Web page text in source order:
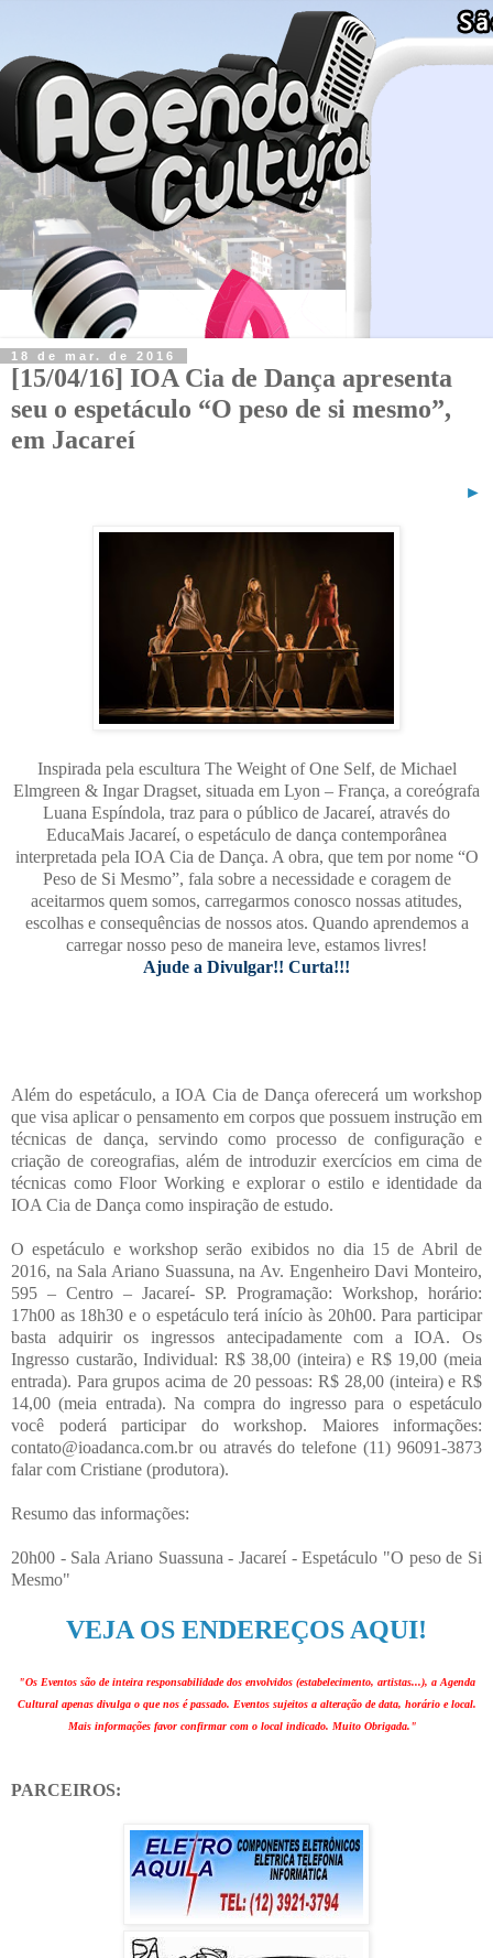
18 de mar. de 2016
[15/04/16] IOA Cia de Dança apresenta
seu o espetáculo “O peso de si mesmo”,
em Jacareí
►
Inspirada pela escultura The Weight of One Self, de Michael
Elmgreen & Ingar Dragset, situada em Lyon – França, a coreógrafa
Luana Espíndola, traz para o público de Jacareí, através do
EducaMais Jacareí, o espetáculo de dança contemporânea
interpretada pela IOA Cia de Dança. A obra, que tem por nome “O
Peso de Si Mesmo”, fala sobre a necessidade e coragem de
aceitarmos quem somos, carregarmos conosco nossas atitudes,
escolhas e consequências de nossos atos. Quando aprendemos a
carregar nosso peso de maneira leve, estamos livres!
Ajude a Divulgar!! Curta!!!
Além do espetáculo, a IOA Cia de Dança oferecerá um workshop
que visa aplicar o pensamento em corpos que possuem instrução em
técnicas de dança, servindo como processo de configuração e
criação de coreografias, além de introduzir exercícios em cima de
técnicas como Floor Working e explorar o estilo e identidade da
IOA Cia de Dança como inspiração de estudo.
O espetáculo e workshop serão exibidos no dia 15 de Abril de
2016, na Sala Ariano Suassuna, na Av. Engenheiro Davi Monteiro,
595 – Centro – Jacareí- SP. Programação: Workshop, horário:
17h00 as 18h30 e o espetáculo terá início às 20h00. Para participar
basta adquirir os ingressos antecipadamente com a IOA. Os
Ingresso custarão, Individual: R$ 38,00 (inteira) e R$ 19,00 (meia
entrada). Para grupos acima de 20 pessoas: R$ 28,00 (inteira) e R$
14,00 (meia entrada). Na compra do ingresso para o espetáculo
você poderá participar do workshop. Maiores informações:
contato@ioadanca.com.br ou através do telefone (11) 96091-3873
falar com Cristiane (produtora).
Resumo das informações:
20h00 - Sala Ariano Suassuna - Jacareí - Espetáculo "O peso de Si
Mesmo"
VEJA OS ENDEREÇOS AQUI!
"Os Eventos são de inteira responsabilidade dos envolvidos (estabelecimento, artistas...), a Agenda
Cultural apenas divulga o que nos é passado. Eventos sujeitos a alteração de data, horário e local.
Mais informações favor confirmar com o local indicado. Muito Obrigada."
PARCEIROS: